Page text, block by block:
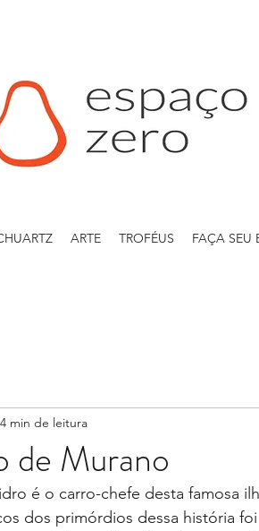
ARTE TROFÉUS FAÇA SEU
de Murano
4 min de leitura
é o carro-chefe desta famosa
dos primórdios dessa história